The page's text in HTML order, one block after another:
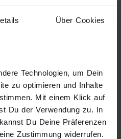
Über Cookies
Technologien, um Dein
zu optimieren und Inhalte
Mit einem Klick auf
Du der Verwendung zu. In
kannst Du Deine Präferenzen
Zustimmung widerrufen.
Download